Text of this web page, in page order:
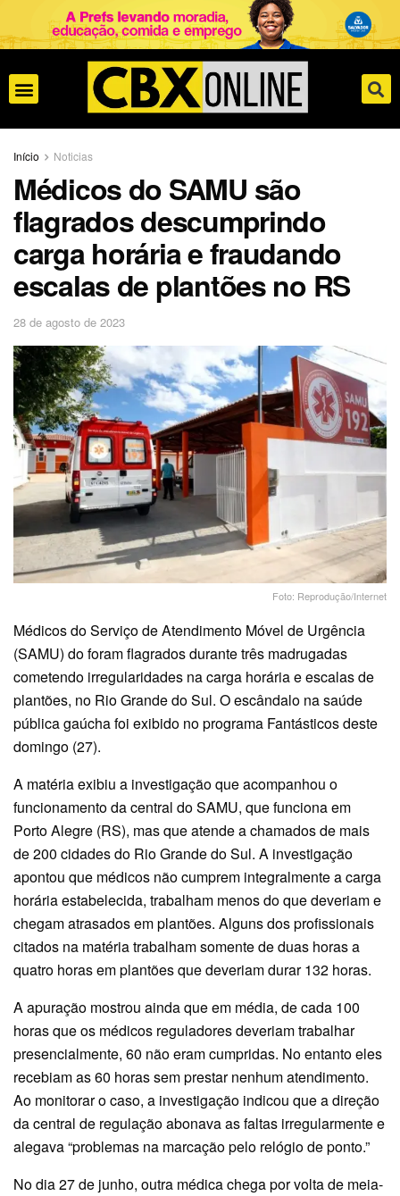
Início Noticias
Médicos do SAMU são
flagrados descumprindo
carga horária e fraudando
escalas de plantões no RS
28 de agosto de 2023
Foto: Reprodução/Internet
Médicos do Serviço de Atendimento Móvel de Urgência
(SAMU) do foram flagrados durante três madrugadas
cometendo irregularidades na carga horária e escalas de
plantões, no Rio Grande do Sul. O escândalo na saúde
pública gaúcha foi exibido no programa Fantásticos deste
domingo (27).
A matéria exibiu a investigação que acompanhou o
funcionamento da central do SAMU, que funciona em
Porto Alegre (RS), mas que atende a chamados de mais
de 200 cidades do Rio Grande do Sul. A investigação
apontou que médicos não cumprem integralmente a carga
horária estabelecida, trabalham menos do que deveriam e
chegam atrasados em plantões. Alguns dos profissionais
citados na matéria trabalham somente de duas horas a
quatro horas em plantões que deveriam durar 132 horas.
A apuração mostrou ainda que em média, de cada 100
horas que os médicos reguladores deveriam trabalhar
presencialmente, 60 não eram cumpridas. No entanto eles
recebiam as 60 horas sem prestar nenhum atendimento.
Ao monitorar o caso, a investigação indicou que a direção
da central de regulação abonava as faltas irregularmente e
alegava “problemas na marcação pelo relógio de ponto.”
No dia 27 de junho, outra médica chega por volta de meia-